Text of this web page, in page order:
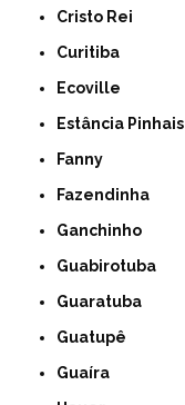
Cristo Rei
Curitiba
Ecoville
Estância Pinhais
Fanny
Fazendinha
Ganchinho
Guabirotuba
Guaratuba
Guatupê
Guaíra